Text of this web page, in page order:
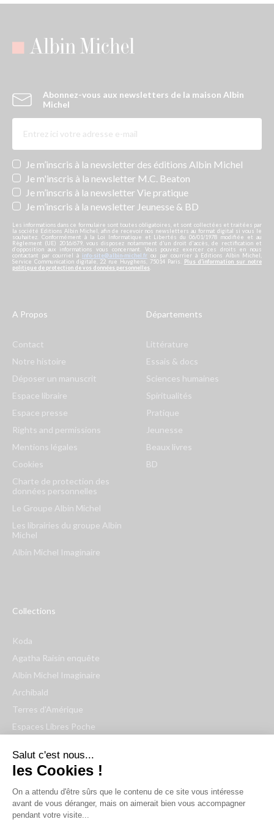
Salut c'est nous...
les Cookies !
On a attendu d'être sûrs que le contenu de ce site vous intéresse
avant de vous déranger, mais on aimerait bien vous accompagner
pendant votre visite...
Abonnez-vous aux newsletters de la maison Albin
Michel
Newsletters
Je m’inscris à la newsletter des éditions Albin Michel
Je m'inscris à la newsletter M.C. Beaton
Je m’inscris à la newsletter Vie pratique
Je m’inscris à la newsletter Jeunesse & BD
Les informations dans ce formulaire sont toutes obligatoires, et sont collectées et traitées par
la société Editions Albin Michel, afin de recevoir nos newsletters au format digital si vous le
souhaitez. Conformément à la Loi Informatique et Libertés du 06/01/1978 modifiée et au
Règlement (UE) 2016/679, vous disposez notamment d'un droit d'accès, de rectification et
d’opposition aux informations vous concernant. Vous pouvez exercer ces droits en nous
contactant par courriel à info-site@albin-michel.fr ou par courrier à Editions Albin Michel,
Service Communication digitale, 22 rue Huyghens, 75014 Paris.
Plus d’information sur notre
politique de protection de vos données personnelles
A Propos
Contact
Notre histoire
Déposer un manuscrit
Espace libraire
Espace presse
Rights and permissions
Mentions légales
Cookies
Charte de protection des
données personnelles
Le Groupe Albin Michel
Les librairies du groupe Albin
Michel
Albin Michel Imaginaire
Départements
Littérature
Essais & docs
Sciences humaines
Spiritualités
Pratique
Jeunesse
Beaux livres
BD
Collections
Koda
Agatha Raisin enquête
Albin Michel Imaginaire
Archibald
Terres d'Amérique
Espaces Libres Poche
Wiz
Voir toutes les collections
Nous suivre